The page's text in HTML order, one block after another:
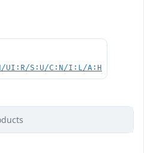
UI:R/S:U/C:N/I:L/A:H